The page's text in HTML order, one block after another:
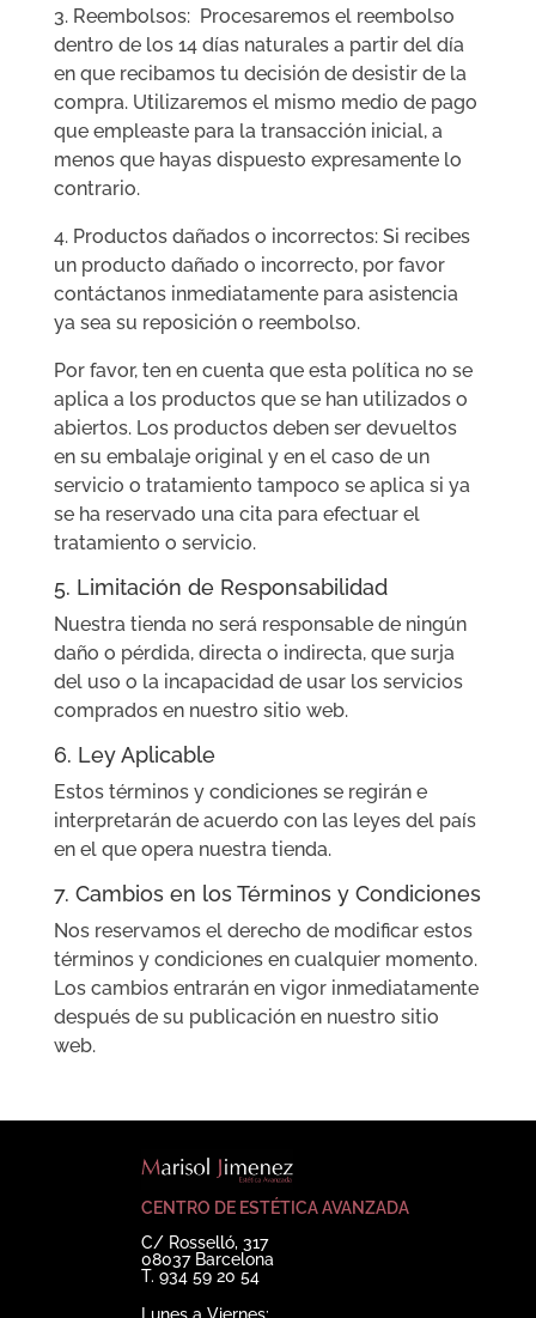
3. Reembolsos: Procesaremos el reembolso
dentro de los 14 días naturales a partir del día
en que recibamos tu decisión de desistir de la
compra. Utilizaremos el mismo medio de pago
que empleaste para la transacción inicial, a
menos que hayas dispuesto expresamente lo
contrario.
4. Productos dañados o incorrectos: Si recibes
un producto dañado o incorrecto, por favor
contáctanos inmediatamente para asistencia
ya sea su reposición o reembolso.
Por favor, ten en cuenta que esta política no se
aplica a los productos que se han utilizados o
abiertos. Los productos deben ser devueltos
en su embalaje original y en el caso de un
servicio o tratamiento tampoco se aplica si ya
se ha reservado una cita para efectuar el
tratamiento o servicio.
5. Limitación de Responsabilidad
Nuestra tienda no será responsable de ningún
daño o pérdida, directa o indirecta, que surja
del uso o la incapacidad de usar los servicios
comprados en nuestro sitio web.
6. Ley Aplicable
Estos términos y condiciones se regirán e
interpretarán de acuerdo con las leyes del país
en el que opera nuestra tienda.
7. Cambios en los Términos y Condiciones
Nos reservamos el derecho de modificar estos
términos y condiciones en cualquier momento.
Los cambios entrarán en vigor inmediatamente
después de su publicación en nuestro sitio
web.
CENTRO DE ESTÉTICA AVANZADA
C/ Rosselló, 317
08037 Barcelona
T. 934 59 20 54